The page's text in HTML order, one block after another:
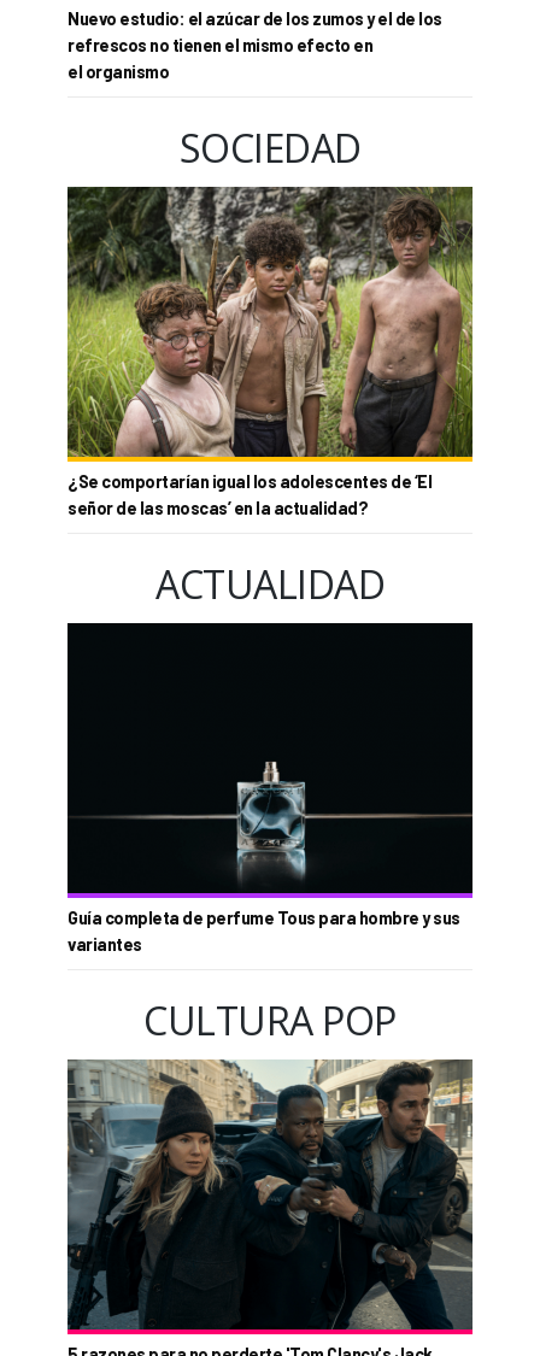
Nuevo estudio: el azúcar de los zumos y el de los
refrescos no tienen el mismo efecto en
el organismo
SOCIEDAD
¿Se comportarían igual los adolescentes de ‘El
señor de las moscas’ en la actualidad?
ACTUALIDAD
Guía completa de perfume Tous para hombre y sus
variantes
CULTURA POP